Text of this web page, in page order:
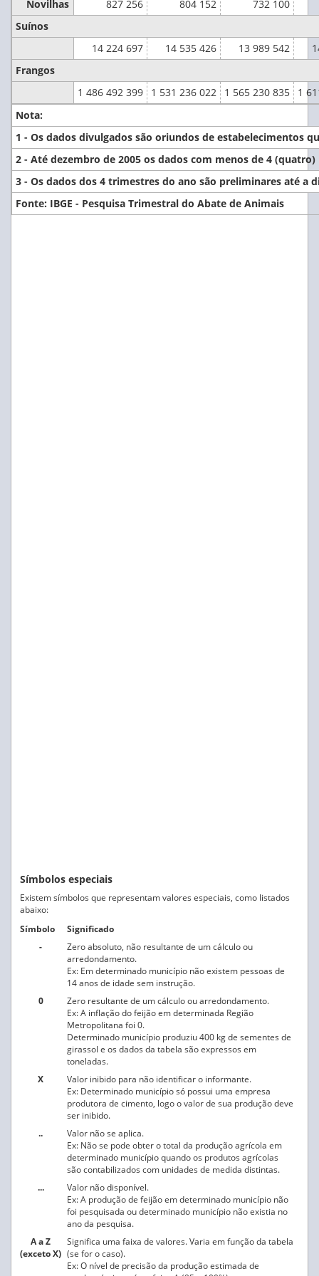
Novilhas
827 256 804 152
732 100
Suínos
14 224 697
14 535 426 13 989 542
Frangos
1 486 492 399
1 531 236 022 1 565 230 835
1
Nota:
1 - Os dados divulgados são oriundos de estabelecimentos
2 - Até dezembro de 2005 os dados com menos de 4
3 - Os dados dos 4 trimestres do ano são preliminares até a
Fonte: IBGE - Pesquisa Trimestral do Abate de Animais
Símbolos especiais
Existem símbolos que representam valores especiais, como listados
abaixo:
Símbolo
Significado
-
Zero absoluto, não resultante de um cálculo ou
arredondamento.
Ex: Em determinado município não existem pessoas de
14 anos de idade sem instrução.
0
Zero resultante de um cálculo ou arredondamento.
Ex: A inflação do feijão em determinada Região
Metropolitana foi 0.
Determinado município produziu 400 kg de sementes de
girassol e os dados da tabela são expressos em
toneladas.
X
Valor inibido para não identificar o informante.
Ex: Determinado município só possui uma empresa
produtora de cimento, logo o valor de sua produção deve
ser inibido.
..
Valor não se aplica.
Ex: Não se pode obter o total da produção agrícola em
determinado município quando os produtos agrícolas
são contabilizados com unidades de medida distintas.
...
Valor não disponível.
Ex: A produção de feijão em determinado município não
foi pesquisada ou determinado município não existia no
ano da pesquisa.
A a Z
(exceto X)
Significa uma faixa de valores. Varia em função da tabela
(se for o caso).
Ex: O nível de precisão da produção estimada de